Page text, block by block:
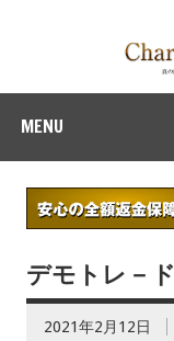
MENU
デモトレ－
2021年2月12日